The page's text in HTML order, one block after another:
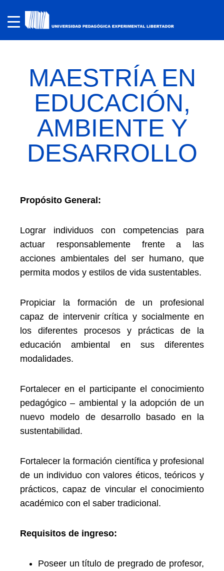
MAESTRÍA EN
EDUCACIÓN,
AMBIENTE Y
DESARROLLO
Propósito General:
Lograr individuos con competencias para
actuar responsablemente frente a las
acciones ambientales del ser humano, que
permita modos y estilos de vida sustentables.
Propiciar la formación de un profesional
capaz de intervenir crítica y socialmente en
los diferentes procesos y prácticas de la
educación ambiental en sus diferentes
modalidades.
Fortalecer en el participante el conocimiento
pedagógico – ambiental y la adopción de un
nuevo modelo de desarrollo basado en la
sustentabilidad.
Fortalecer la formación científica y profesional
de un individuo con valores éticos, teóricos y
prácticos, capaz de vincular el conocimiento
académico con el saber tradicional.
Requisitos de ingreso:
Poseer un título de pregrado de profesor,